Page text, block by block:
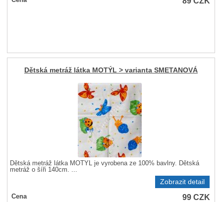
Dětská metráž látka MOTÝL > varianta SMETANOVÁ
Dětská metráž látka MOTÝL je vyrobena ze 100% bavlny. Dětská
metráž o šíři 140cm. ...
Zobrazit detail
Cena 99CZK